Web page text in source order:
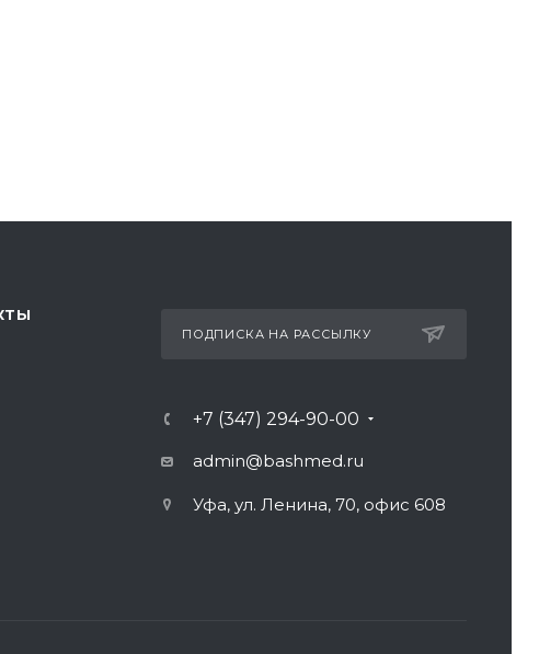
ПОДПИСКА НА РАССЫЛКУ
+7 (347) 294-90-00
admin@bashmed.ru
Уфа, ул. Ленина, 70, офис 608